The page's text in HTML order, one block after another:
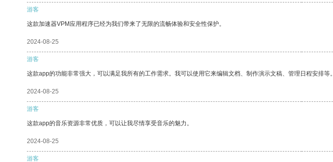
游客
这款加速器VPM应用程序已经为我们带来了无限的流畅体验和安全性保护。
2024-08-25
游客
这款app的功能非常强大，可以满足我所有的工作需求。我可以使用它来编辑文档、制作演示文稿、管理日程安排等。
2024-08-25
游客
这款app的音乐资源非常优质，可以让我尽情享受音乐的魅力。
2024-08-25
游客